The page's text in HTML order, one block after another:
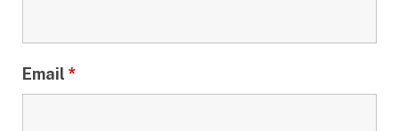
Email *